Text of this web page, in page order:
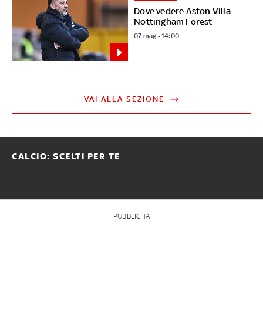
Dove vedere Aston Villa-
Nottingham Forest
07 mag - 14:00
VAI ALLA SEZIONE
CALCIO: SCELTI PER TE
PUBBLICITÀ